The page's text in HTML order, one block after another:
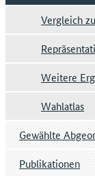
Vergleich
Weitere
Wahlatlas
Gewählte
Publikationen